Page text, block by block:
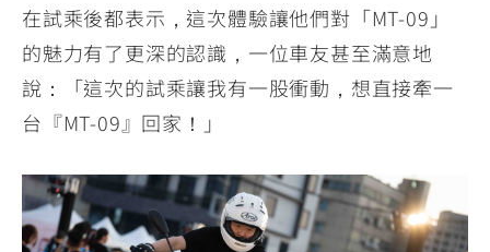
在試乘後都表示，這次體驗讓他們對「MT-09」
的魅力有了更深的認識，一位車友甚至滿意地
說：「這次的試乘讓我有一股衝動，想直接牽一
台『MT-09』回家！」